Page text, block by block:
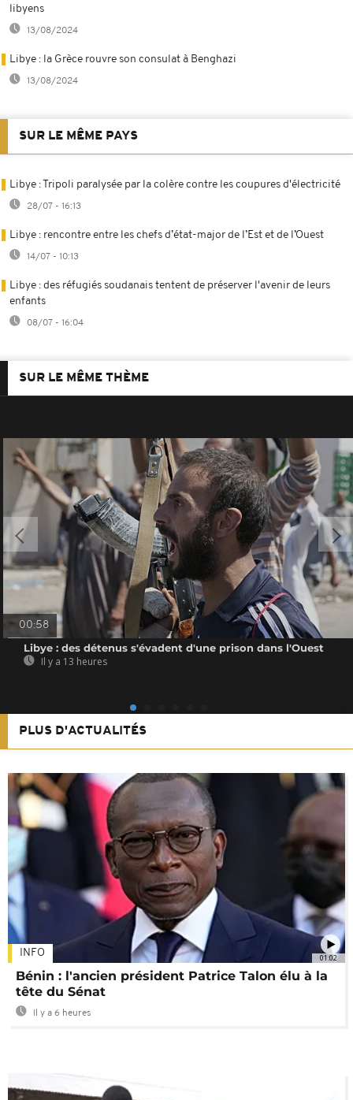
libyens
13/08/2024
Libye : la Grèce rouvre son consulat à Benghazi
13/08/2024
SUR LE MÊME PAYS
Libye : Tripoli paralysée par la colère contre les coupures d'électricité
28/07 - 16:13
Libye : rencontre entre les chefs d’état-major de l’Est et de l’Ouest
14/07 - 10:13
Libye : des réfugiés soudanais tentent de préserver l'avenir de leurs
enfants
08/07 - 16:04
SUR LE MÊME THÈME
00:58
Libye : des détenus s'évadent d'une prison dans l'Ouest
Il y a 13 heures
PLUS D'ACTUALITÉS
01:02
INFO
Bénin : l'ancien président Patrice Talon élu à la
tête du Sénat
Il y a 6 heures